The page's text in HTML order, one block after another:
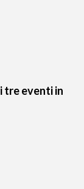
tre eventi in